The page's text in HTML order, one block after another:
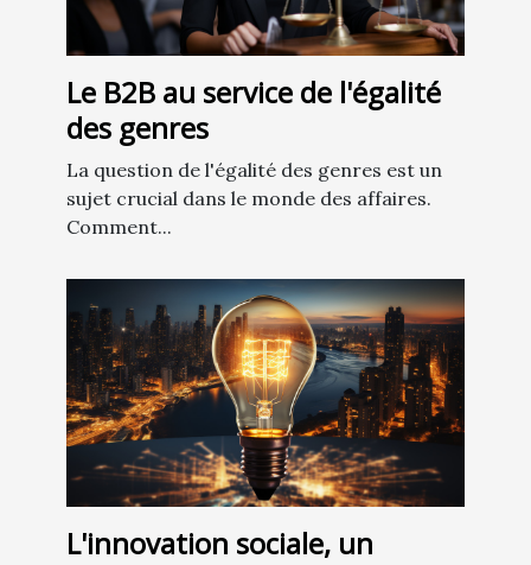
Le B2B au service de l'égalité
des genres
La question de l'égalité des genres est un
sujet crucial dans le monde des affaires.
Comment...
L'innovation sociale, un